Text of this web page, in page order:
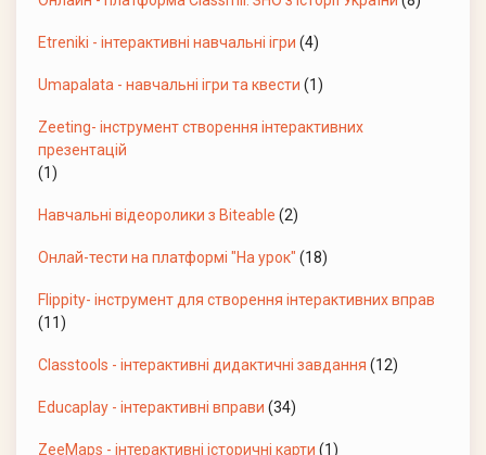
Etreniki - інтерактивні навчальні ігри (4)
Umapalata - навчальні ігри та квести (1)
Zeeting- інструмент створення інтерактивних
презентацій
(1)
Навчальні відеоролики з Biteable (2)
Онлай-тести на платформі "На урок" (18)
Flippity- інструмент для створення інтерактивних вправ
(11)
Classtools - інтерактивні дидактичні завдання (12)
Educaplay - інтерактивні вправи (34)
ZeeMaps - інтерактивні історичні карти (1)